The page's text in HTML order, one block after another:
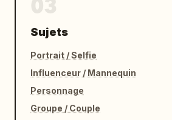
Sujets
Portrait / Selfie
Influenceur / Mannequin
Personnage
Groupe / Couple